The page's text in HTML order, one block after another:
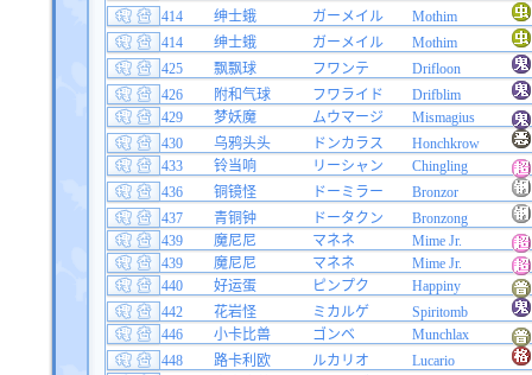
414
绅士蛾 ガーメイル
Mothim
414
绅士蛾 ガーメイル
Mothim
425
飘飘球 フワンテ
Drifloon
426
附和气球 フワライド
Drifblim
429
梦妖魔 ムウマージ
Mismagius
430
乌鸦头头 ドンカラス
Honchkrow
433
铃当响 リーシャン
Chingling
436
铜镜怪 ドーミラー
Bronzor
437
青铜钟 ドータクン
Bronzong
439
魔尼尼 マネネ
Mime Jr.
439
魔尼尼 マネネ
Mime Jr.
440
好运蛋 ピンプク
Happiny
442
花岩怪 ミカルゲ
Spiritomb
446
小卡比兽 ゴンベ
Munchlax
448
路卡利欧 ルカリオ
Lucario